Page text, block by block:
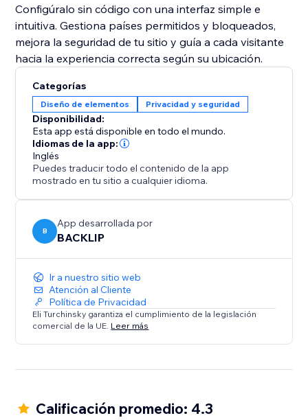
Configúralo sin código con una interfaz simple e
intuitiva. Gestiona países permitidos y bloqueados,
mejora la seguridad de tu sitio y guía a cada visitante
hacia la experiencia correcta según su ubicación.
Categorías
Diseño de elementos Privacidad y seguridad
Disponibilidad:
Esta app está disponible en todo el mundo.
Idiomas de la app:
Inglés
Puedes traducir todo el contenido de la app
mostrado en tu sitio a cualquier idioma.
B
App desarrollada por
BACKLIP
Ir a nuestro sitio web
Atención al Cliente
Política de Privacidad
Eli Turchinsky garantiza el cumplimiento de la legislación
comercial de la UE. Leer más
Calificación promedio: 4.3